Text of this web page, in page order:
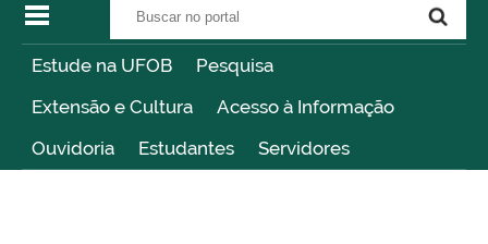
Estude na UFOB
Pesquisa
Extensão e Cultura
Acesso à Informação
Ouvidoria
Estudantes Servidores